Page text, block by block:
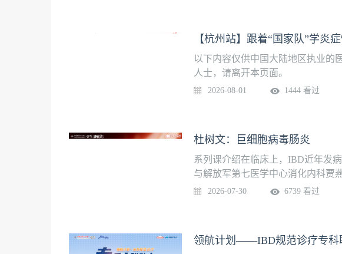
【杭州站】跟着“国家队”学炎
以下内容仅供中国大陆地区执业的
人士，请离开本页面。
2026-08-01 1444 看过
杜树文：巨细胞病毒肠炎
系列课介绍在临床上，IBD近年发
与解放军第七医学中心消化内科贾
范诊治：从理论到病例》，细致分
2026-07-30 6739 看过
领航计划——IBD规范诊疗专科